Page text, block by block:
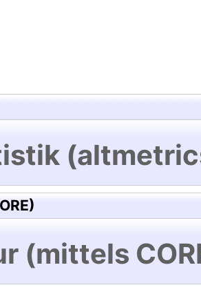
(mittels